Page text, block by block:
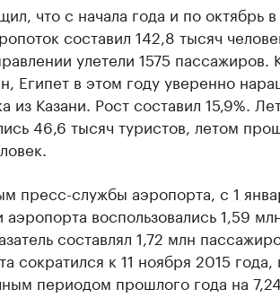
что с начала года и по октябрь
составил 142,8 тысяч
улетели 1575
Египет в этом году уверенно
из Казани. Рост составил 15,9%.
46,6 тысяч туристов, летом
пресс-службы аэропорта, с 1
аэропорта воспользовались 1,59
составлял 1,72 млн
сократился к 11 ноября 2015
периодом прошлого года на